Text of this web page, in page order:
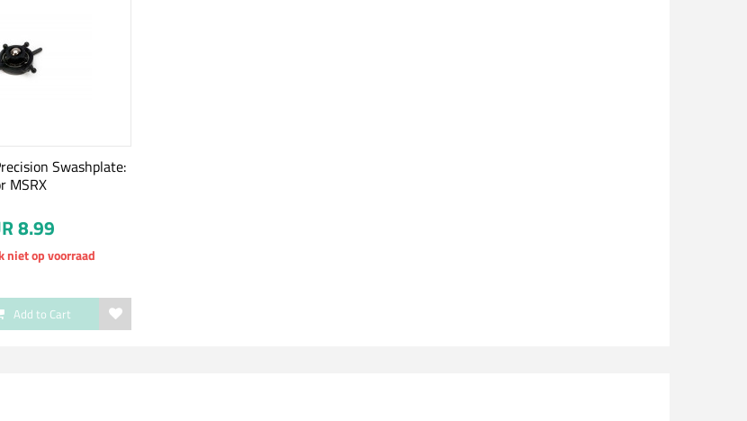
Swashplate:
MSRX
8.99
niet op voorraad
Add to Cart